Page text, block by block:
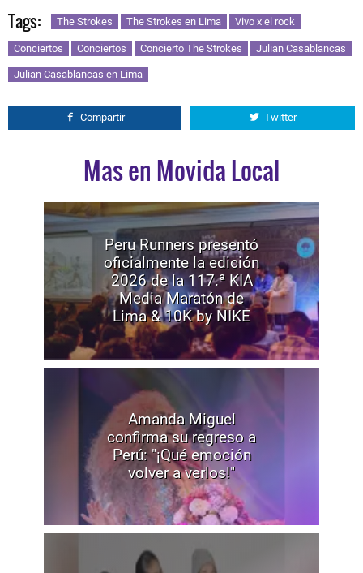
Tags: The Strokes The Strokes en Lima Vivo x el rock
Conciertos Conciertos Concierto The Strokes Julian Casablancas
Julian Casablancas en Lima
Compartir Twitter
Mas en Movida Local
Peru Runners presentó
oficialmente la edición
2026 de la 117.ª KIA
Media Maratón de
Lima & 10K by NIKE
Amanda Miguel
confirma su regreso a
Perú: "¡Qué emoción
volver a verlos!"